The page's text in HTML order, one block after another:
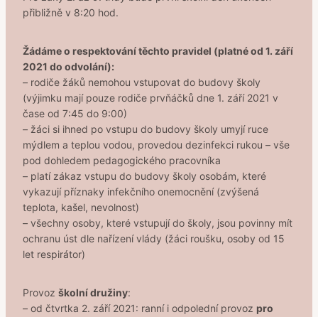
přibližně v 8:20 hod.
Žádáme o respektování těchto pravidel (platné od 1. září
2021 do odvolání):
– rodiče žáků nemohou vstupovat do budovy školy
(výjimku mají pouze rodiče prvňáčků dne 1. září 2021 v
čase od 7:45 do 9:00)
– žáci si ihned po vstupu do budovy školy umyjí ruce
mýdlem a teplou vodou, provedou dezinfekci rukou – vše
pod dohledem pedagogického pracovníka
– platí zákaz vstupu do budovy školy osobám, které
vykazují příznaky infekčního onemocnění (zvýšená
teplota, kašel, nevolnost)
– všechny osoby, které vstupují do školy, jsou povinny mít
ochranu úst dle nařízení vlády (žáci roušku, osoby od 15
let respirátor)
Provoz školní družiny:
– od čtvrtka 2. září 2021: ranní i odpolední provoz pro